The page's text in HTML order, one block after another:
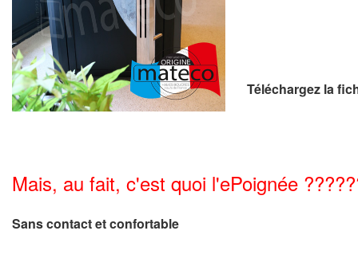
Téléchargez la
Mais, au fait, c'est quoi l'ePoignée
Sans contact et confortable